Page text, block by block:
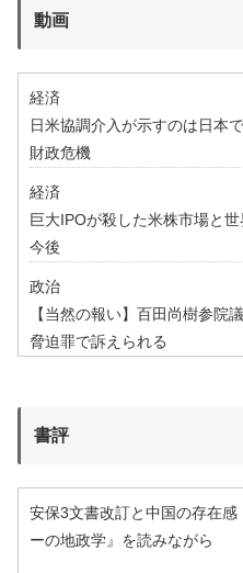
動画
経済
日米協調介入が示すのは日本
財政危機
経済
巨大IPOが殺した米株市場と
今後
政治
【当然の報い】百田尚樹参院
脅迫罪で訴えられる
書評
安保3文書改訂と中国の存在感
ーの地政学』を読みながら